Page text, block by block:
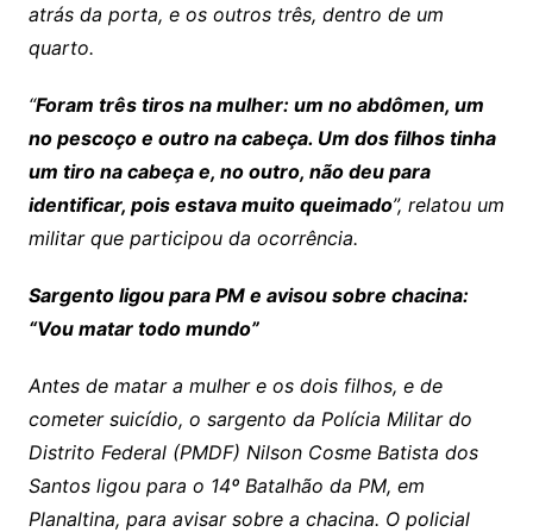
atrás da porta, e os outros três, dentro de um
quarto.
“Foram três tiros na mulher: um no abdômen, um
no pescoço e outro na cabeça. Um dos filhos tinha
um tiro na cabeça e, no outro, não deu para
identificar, pois estava muito queimado”, relatou um
militar que participou da ocorrência.
Sargento ligou para PM e avisou sobre chacina:
“Vou matar todo mundo”
Antes de matar a mulher e os dois filhos, e de
cometer suicídio, o sargento da Polícia Militar do
Distrito Federal (PMDF) Nilson Cosme Batista dos
Santos ligou para o 14º Batalhão da PM, em
Planaltina, para avisar sobre a chacina. O policial